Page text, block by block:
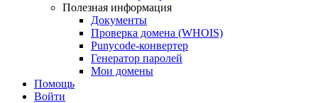
Полезная информация
Документы
Проверка домена (WHOIS)
Punycode-конвертер
Генератор паролей
Мои домены
Помощь
Войти